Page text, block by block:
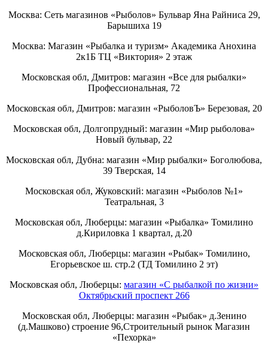
Москва: Сеть магазинов «Рыболов» Бульвар Яна Райниса 29,
Барышиха 19
Москва: Магазин «Рыбалка и туризм» Академика Анохина
2к1Б ТЦ «Виктория» 2 этаж
Московская обл, Дмитров: магазин «Все для рыбалки»
Профессиональная, 72
Московская обл, Дмитров: магазин «РыболовЪ» Березовая, 20
Московская обл, Долгопрудный: магазин «Мир рыболова»
Новый бульвар, 22
Московская обл, Дубна: магазин «Мир рыбалки» Боголюбова,
39 Тверская, 14
Московская обл, Жуковский: магазин «Рыболов №1»
Театральная, 3
Московская обл, Люберцы: магазин «Рыбалка» Томилино
д.Кириловка 1 квартал, д.20
Московская обл, Люберцы: магазин «Рыбак» Томилино,
Егорьевское ш. стр.2 (ТД Томилино 2 эт)
Московская обл, Люберцы: магазин «С рыбалкой по жизни»
Октябрьский проспект 266
Московская обл, Люберцы: магазин «Рыбак» д.Зенино
(д.Машково) строение 96,Строительный рынок Магазин
«Пехорка»